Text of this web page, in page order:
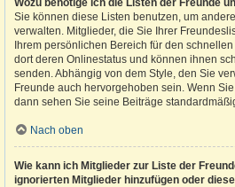
Wozu benötige ich die Listen der Freunde
Sie können diese Listen benutzen, um
verwalten. Mitglieder, die Sie Ihrer
Ihrem persönlichen Bereich für den
dort deren Onlinestatus und können ihnen
senden. Abhängig von dem Style, den Sie
Freunde auch hervorgehoben sein. Wenn
dann sehen Sie seine Beiträge
Nach oben
Wie kann ich Mitglieder zur Liste der
ignorierten Mitglieder hinzufügen oder